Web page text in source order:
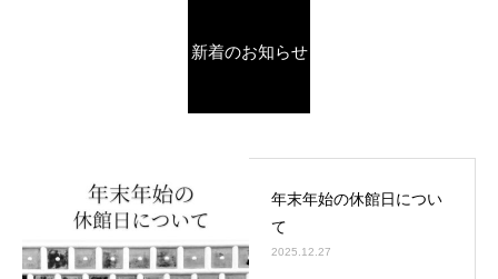
新着のお知らせ
年末年始の休館日につい
て
2025.12.27